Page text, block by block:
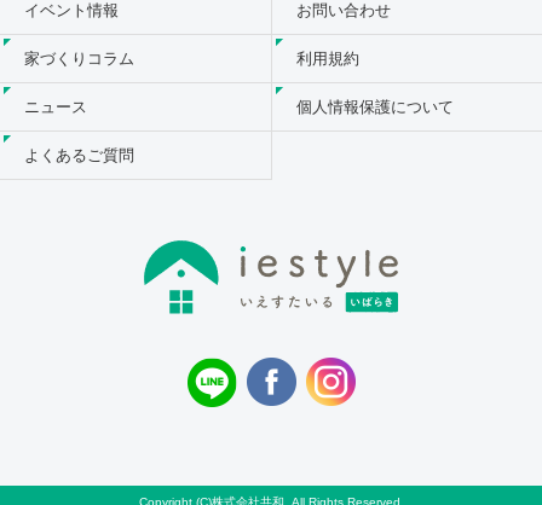
イベント情報
家づくりコラム
ニュース
よくあるご質問
お問い合わせ
利用規約
個人情報保護について
Copyright (C)株式会社共和. All Rights Reserved.